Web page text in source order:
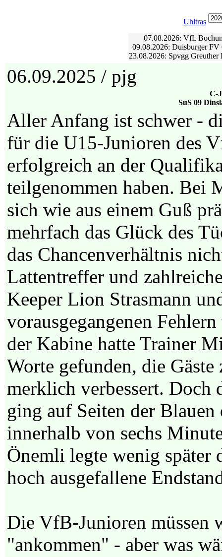
Uhltras
07.08.2026: VfL
09.08.2026: Duisburger FV
23.08.2026: Spvgg
06.09.2025 / pjg
C-
SuS 09
Aller Anfang ist schwer -
für die U15-Junioren des
erfolgreich an der
teilgenommen haben. Bei
sich wie aus einem Guß
mehrfach das Glück des
das Chancenverhältnis
Lattentreffer und
Keeper Lion Strasmann
vorausgegangenen
der Kabine hatte Trainer
Worte gefunden, die
merklich verbessert. Doch
ging auf Seiten der
innerhalb von sechs
Önemli legte wenig später
hoch ausgefallene
Die VfB-Junioren müssen
"ankommen" - aber was